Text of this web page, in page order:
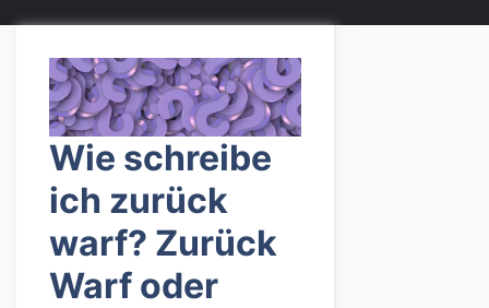
Wie schreibe
ich zurück
warf? Zurück
Warf oder